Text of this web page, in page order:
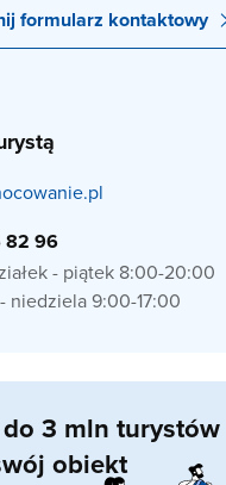
formularz kontaktowy
82 96
- piątek 8:00-20:00
niedziela 9:00-17:00
3 mln turystów
obiekt